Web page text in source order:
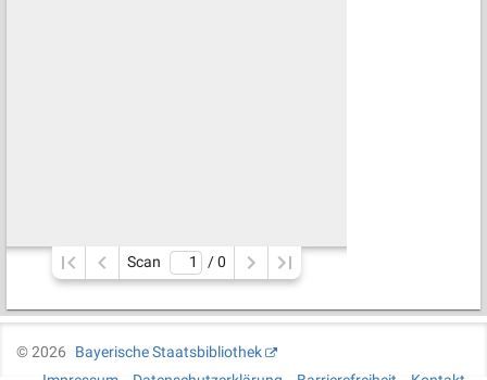
Scan / 0
©2026
Bayerische Staatsbibliothek